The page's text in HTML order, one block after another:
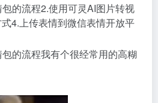
的流程2.使用可灵AI图片转视
4.上传表情到微信表情开放平
的流程我有个很经常用的高糊